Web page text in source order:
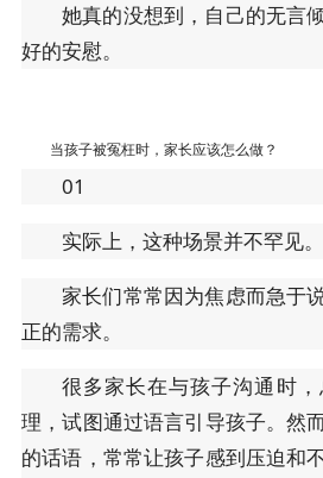
她真的没想到，自己的无言
好的安慰。
当孩子被冤枉时，家长应该怎么做？
01
实际上，这种场景并不罕见。
家长们常常因为焦虑而急于
正的需求。
很多家长在与孩子沟通时
理，试图通过语言引导孩子。然
的话语，常常让孩子感到压迫和